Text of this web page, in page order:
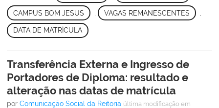
CAMPUS BOM JESUS VAGAS REMANESCENTES
DATA DE MATRÍCULA
Transferência Externa e Ingresso de
Portadores de Diploma: resultado e
alteração nas datas de matrícula
por Comunicação Social da Reitoria última modificação em